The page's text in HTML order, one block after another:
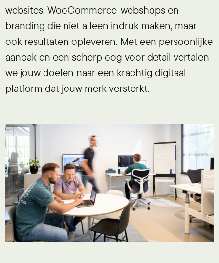
websites, WooCommerce-webshops en
branding die niet alleen indruk maken, maar
ook resultaten opleveren. Met een persoonlijke
aanpak en een scherp oog voor detail vertalen
we jouw doelen naar een krachtig digitaal
platform dat jouw merk versterkt.